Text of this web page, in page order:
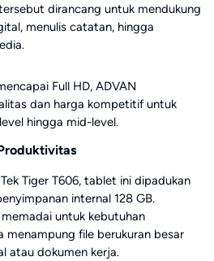
dirancang untuk mendukung
menulis catatan, hingga
Full HD, ADVAN
dan harga kompetitif untuk
hingga mid-level.
Tiger T606, tablet ini dipadukan
internal 128 GB.
untuk kebutuhan
menampung file berukuran besar
atau dokumen kerja.